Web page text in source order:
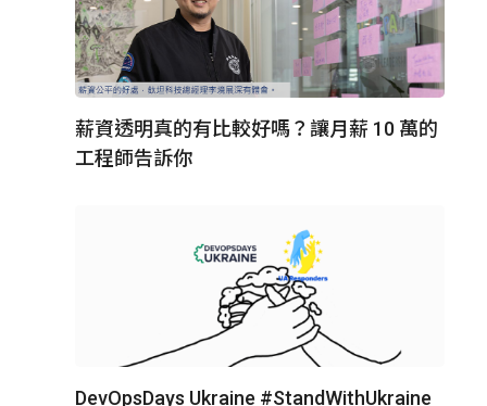
薪資透明真的有比較好嗎？讓月薪 10 萬的
工程師告訴你
DevOpsDays Ukraine #StandWithUkraine